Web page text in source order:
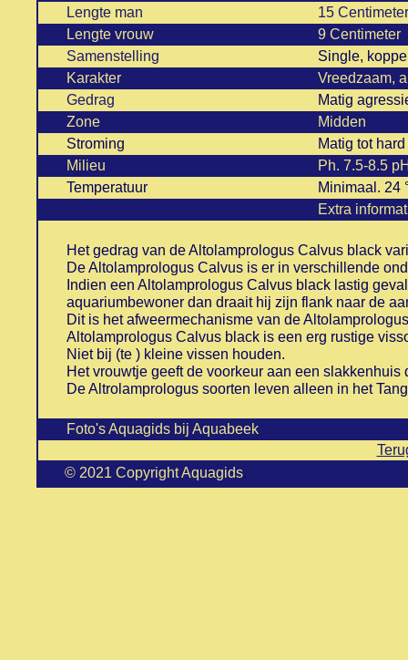
Lengte man
15 Centimeter
Lengte vrouw
9 Centimeter
Samenstelling
Single,
Karakter
Vreedzaam,
Gedrag
Matig
Zone
Midden
Stroming
Matig tot hard
Milieu
Ph. 7.5-8.5
Temperatuur
Minimaal. 24
Extra
Het gedrag van de Altolamprologus Calvus black
De Altolamprologus Calvus is er in verschillende
Indien een Altolamprologus Calvus black lastig
aquariumbewoner dan draait hij zijn flank naar de
Dit is het afweermechanisme van de
Altolamprologus Calvus black is een erg rustige
Niet bij (te ) kleine vissen houden.
Het vrouwtje geeft de voorkeur aan een
De Altrolamprologus soorten leven alleen in het
Foto's Aquagids bij Aquabeek
© 2021 Copyright Aquagids.